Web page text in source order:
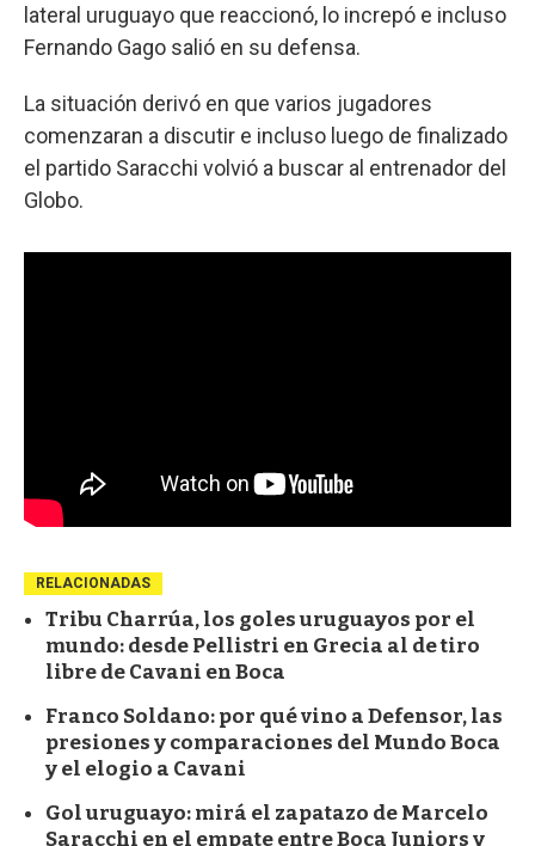
lateral uruguayo que reaccionó, lo increpó e incluso
Fernando Gago salió en su defensa.
La situación derivó en que varios jugadores
comenzaran a discutir e incluso luego de finalizado
el partido Saracchi volvió a buscar al entrenador del
Globo.
RELACIONADAS
Tribu Charrúa, los goles uruguayos por el
mundo: desde Pellistri en Grecia al de tiro
libre de Cavani en Boca
Franco Soldano: por qué vino a Defensor, las
presiones y comparaciones del Mundo Boca
y el elogio a Cavani
Gol uruguayo: mirá el zapatazo de Marcelo
Saracchi en el empate entre Boca Juniors y